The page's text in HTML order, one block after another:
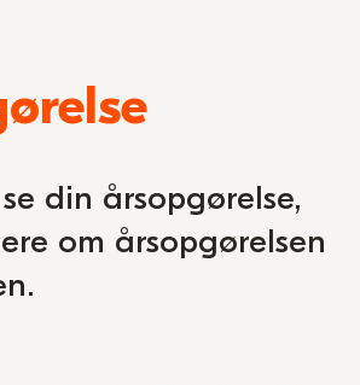
din årsopgørelse,
om årsopgørelsen